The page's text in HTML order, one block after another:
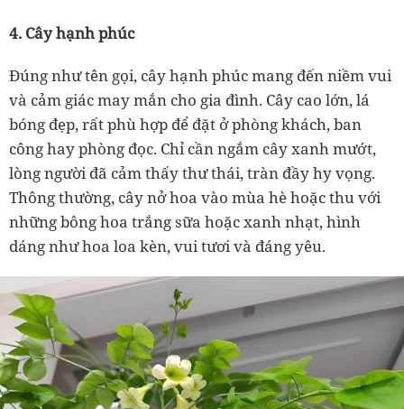
4. Cây hạnh phúc
Đúng như tên gọi, cây hạnh phúc mang đến niềm vui
và cảm giác may mắn cho gia đình. Cây cao lớn, lá
bóng đẹp, rất phù hợp để đặt ở phòng khách, ban
công hay phòng đọc. Chỉ cần ngắm cây xanh mướt,
lòng người đã cảm thấy thư thái, tràn đầy hy vọng.
Thông thường, cây nở hoa vào mùa hè hoặc thu với
những bông hoa trắng sữa hoặc xanh nhạt, hình
dáng như hoa loa kèn, vui tươi và đáng yêu.